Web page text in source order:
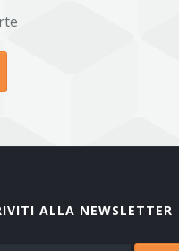
ALLA NEWSLETTER